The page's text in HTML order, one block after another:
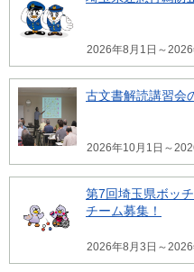
2026年8月1日～2026
古文書解読講習会
2026年10月1日～
第7回埼玉県ボッ
チーム募集！
2026年8月3日～